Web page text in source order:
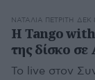
ΝΑΤΑΛΊΑ ΠΕΤΡΊΤΗ ΔΕΚ
Η Tango with
της δίσκο
To live στον